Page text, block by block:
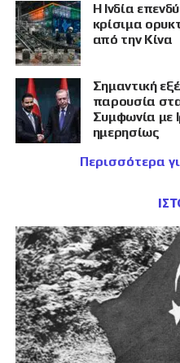
Η Ινδία
κρίσιμα
από την Κίνα
Σημαντική
παρουσία
Συμφωνία με
ημερησίως
Περισσότερα